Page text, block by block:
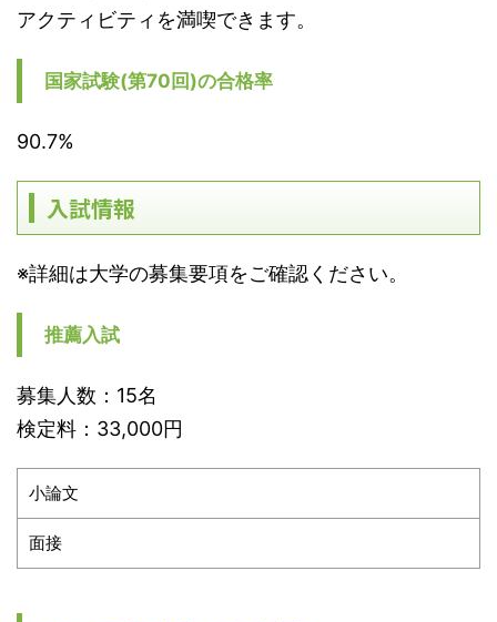
アクティビティを満喫できます。
国家試験(第70回)の合格率
90.7%
入試情報
※詳細は大学の募集要項をご確認ください。
推薦入試
募集人数：15名
検定料：33,000円
小論文
面接